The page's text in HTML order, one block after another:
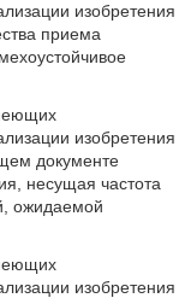
изобретения
приема
изобретения
документе
несущая частота
ожидаемой
изобретения